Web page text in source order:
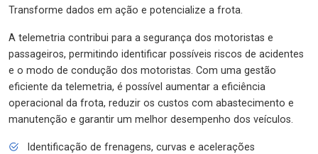
Transforme dados em ação e potencialize a frota.
A telemetria contribui para a segurança dos motoristas e
passageiros, permitindo identificar possíveis riscos de acidentes
e o modo de condução dos motoristas. Com uma gestão
eficiente da telemetria, é possível aumentar a eficiência
operacional da frota, reduzir os custos com abastecimento e
manutenção e garantir um melhor desempenho dos veículos.
Identificação de frenagens, curvas e acelerações